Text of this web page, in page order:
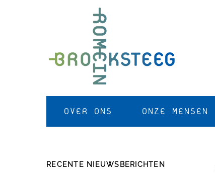
OVER ONS ONZE MENSEN
RECENTE NIEUWSBERICHTEN